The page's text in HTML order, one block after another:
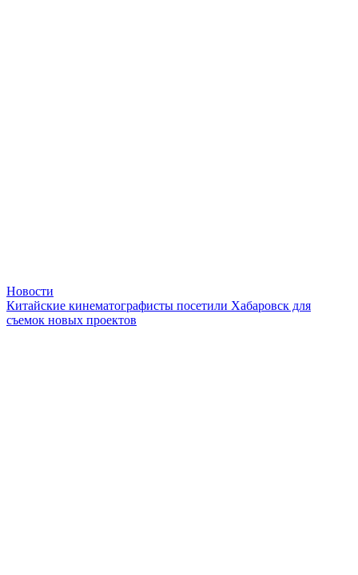
Новости
Китайские кинематографисты посетили Хабаровск для
съемок новых проектов